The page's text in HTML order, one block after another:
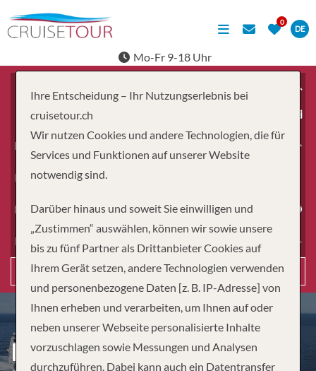
DE
Mo-Fr 9-18 Uhr
Erwachsene
Kinder
Dauer
Reiseart
Suchen
KARIBIKTRÄUME AUF
Ihre Entscheidung – Ihr Nutzungserlebnis bei
cruisetour.ch
Wir nutzen Cookies und andere Technologien, die für
Services und Funktionen auf unserer Website
notwendig sind.
Darüber hinaus und soweit Sie einwilligen und
„Zustimmen“ auswählen, können wir sowie unsere
bis zu fünf Partner als Drittanbieter Cookies auf
Ihrem Gerät setzen, andere Technologien verwenden
und personenbezogene Daten [z. B. IP-Adresse] von
Ihnen erheben und verarbeiten, um Ihnen auf oder
neben unserer Webseite personalisierte Inhalte
vorzuschlagen sowie Messungen und Analysen
durchzuführen. Dabei kann auch ein Datentransfer